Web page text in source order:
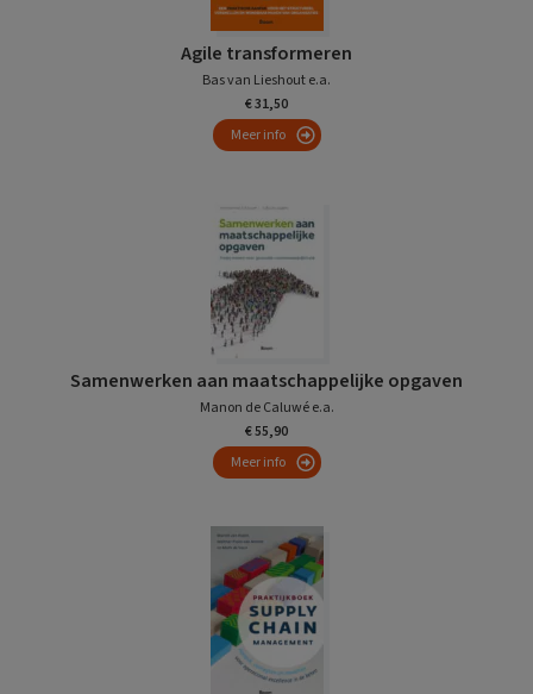
Agile transformeren
Bas van Lieshout e.a.
€ 31,50
Meer info
Samenwerken aan maatschappelijke opgaven
Manon de Caluwé e.a.
€ 55,90
Meer info